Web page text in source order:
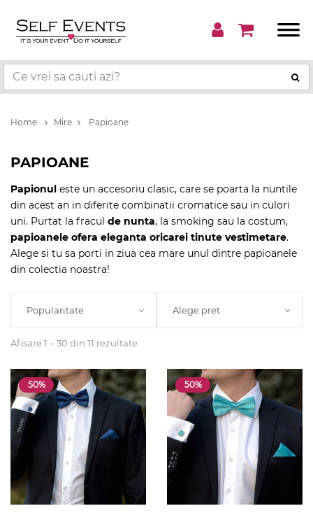
Home Mire Papioane
PAPIOANE
Papionul este un accesoriu clasic, care se poarta la nuntile
din acest an in diferite combinatii cromatice sau in culori
uni. Purtat la fracul de nunta, la smoking sau la costum,
papioanele ofera eleganta oricarei tinute vestimetare.
Alege si tu sa porti in ziua cea mare unul dintre papioanele
din colectia noastra!
Popularitate Alege pret
Afisare 1 – 30 din 11 rezultate
50% 50%